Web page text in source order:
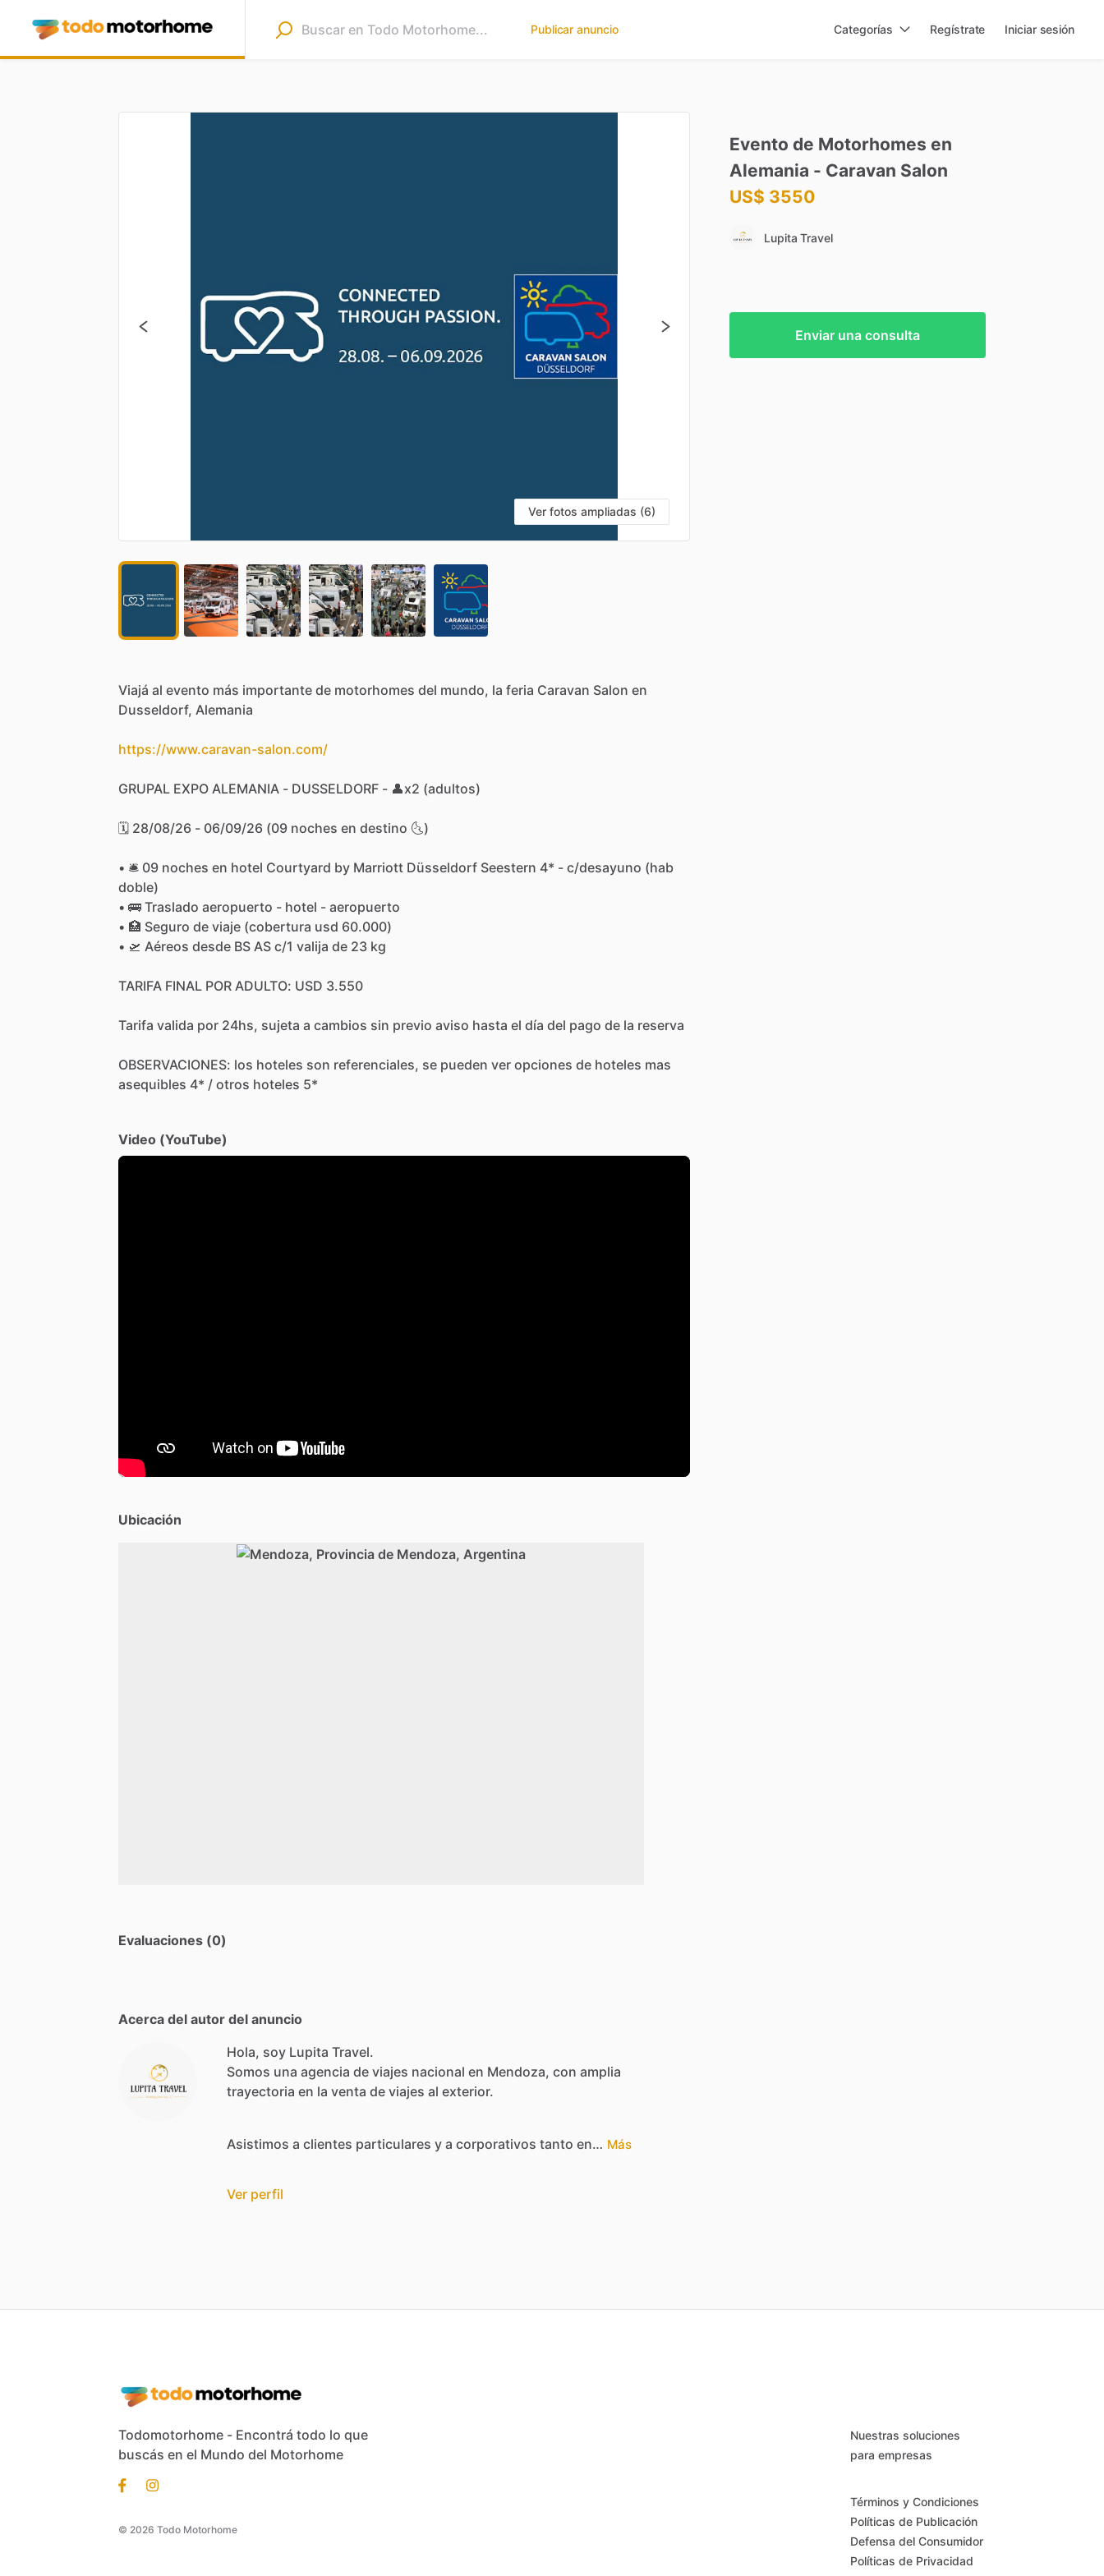
Publicar anuncio Categorías Regístrate Iniciar sesión
Ver fotos ampliadas (6)
Viajá al evento más importante de motorhomes del mundo, la feria Caravan Salon en
Dusseldorf, Alemania
https://www.caravan-salon.com/
GRUPAL EXPO ALEMANIA - DUSSELDORF - 👤x2 (adultos)
🗓 28​/​08​/​26 - 06​/​09​/​26 (09 noches en destino 🌜)
•⁠ ⁠🛎 09 noches en hotel Courtyard by Marriott Düsseldorf Seestern 4* - c​/​desayuno (hab
doble)
•⁠ ⁠⁠🚌 Traslado aeropuerto - hotel - aeropuerto
•⁠ ⁠🏥 Seguro de viaje (cobertura usd 60.000)
•⁠ ⁠⁠🛫 Aéreos desde BS AS c​/​1 valija de 23 kg
TARIFA FINAL POR ADULTO: USD 3.550
Tarifa valida por 24hs, sujeta a cambios sin previo aviso hasta el día del pago de la reserva
OBSERVACIONES: los hoteles son referenciales, se pueden ver opciones de hoteles mas
asequibles 4* ​/​ otros hoteles 5*
Video (YouTube)
Ubicación
Evaluaciones (0)
Acerca del autor del anuncio
Hola, soy Lupita Travel.
Somos una agencia de viajes nacional en Mendoza, con amplia
trayectoria en la venta de viajes al exterior.
Asistimos a clientes particulares y a corporativos tanto en… Más
Ver perfil
Evento de Motorhomes en
Alemania - Caravan Salon
US$ 3550
Lupita Travel
Enviar una consulta
Todomotorhome - Encontrá todo lo que
buscás en el Mundo del Motorhome
© 2026 Todo Motorhome
Nuestras soluciones
para empresas
Términos y Condiciones
Políticas de Publicación
Defensa del Consumidor
Políticas de Privacidad